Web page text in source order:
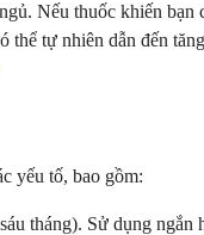
Nếu thuốc khiến
tự nhiên dẫn đến
yếu tố, bao gồm:
tháng). Sử dụng ngắn